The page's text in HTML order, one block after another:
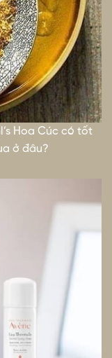
Hoa Cúc có tốt
ở đâu?